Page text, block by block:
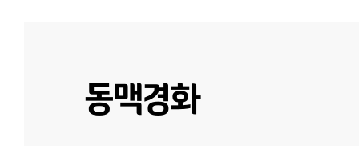
동맥경화